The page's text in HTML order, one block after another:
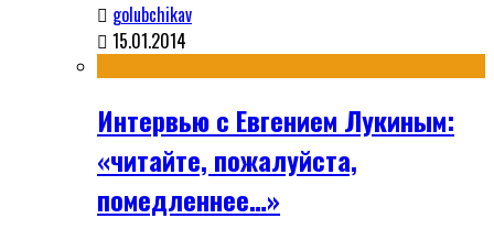
golubchikav
15.01.2014
Интервью с Евгением Лукиным:
«читайте, пожалуйста,
помедленнее…»